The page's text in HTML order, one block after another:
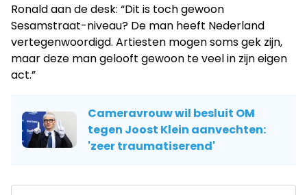
Ronald aan de desk: “Dit is toch gewoon
Sesamstraat-niveau? De man heeft Nederland
vertegenwoordigd. Artiesten mogen soms gek zijn,
maar deze man gelooft gewoon te veel in zijn eigen
act.”
Cameravrouw wil besluit OM
tegen Joost Klein aanvechten:
'zeer traumatiserend'